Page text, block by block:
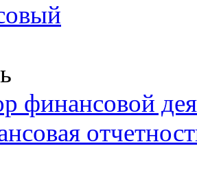
финансовой